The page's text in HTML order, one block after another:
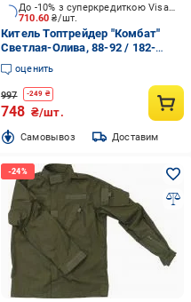
710.60₴/шт.
До -10% з суперкредиткою Visa Вигода
Китель Топтрейдер "Комбат"
Светлая-Олива, 88-92 / 182-
188cм р.S
оценить
997 -249 ₴
748 ₴/шт.
Cамовывоз Доставим